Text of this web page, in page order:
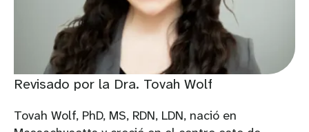
Revisado por la Dra. Tovah Wolf
Tovah Wolf, PhD, MS, RDN, LDN, nació en